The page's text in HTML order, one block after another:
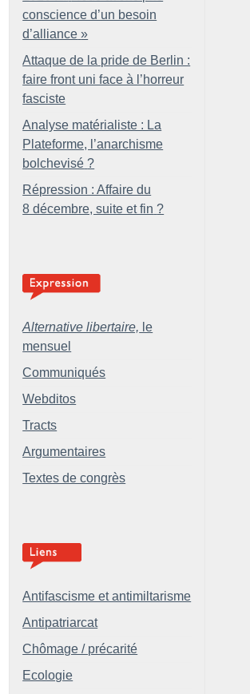
conscience d’un besoin
d’alliance »
Attaque de la pride de Berlin :
faire front uni face à l’horreur
fasciste
Analyse matérialiste : La
Plateforme, l’anarchisme
bolchevisé ?
Répression : Affaire du
8 décembre, suite et fin ?
Alternative libertaire, le
mensuel
Communiqués
Webditos
Tracts
Argumentaires
Textes de congrès
Antifascisme et antimiltarisme
Antipatriarcat
Chômage / précarité
Ecologie